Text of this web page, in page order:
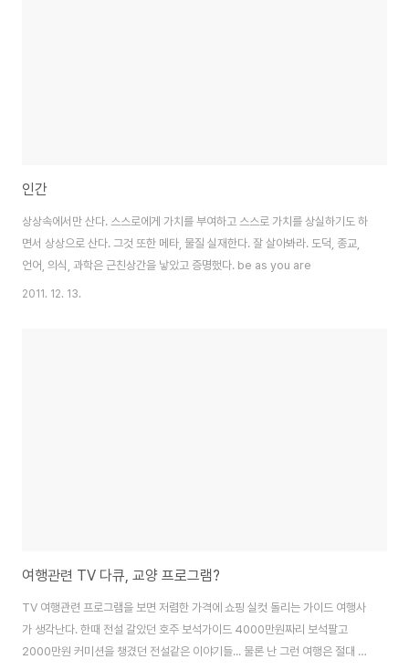
인간
상상속에서만 산다. 스스로에게 가치를 부여하고 스스로 가치를 상실하기도 하
면서 상상으로 산다. 그것 또한 메타, 물질 실재한다. 잘 살아봐라. 도덕, 종교,
언어, 의식, 과학은 근친상간을 낳았고 증명했다. be as you are
2011. 12. 13.
여행관련 TV 다큐, 교양 프로그램?
TV 여행관련 프로그램을 보면 저렴한 가격에 쇼핑 실컷 돌리는 가이드 여행사
가 생각난다. 한때 전설 갈았던 호주 보석가이드 4000만원짜리 보석팔고
2000만원 커미션을 챙겼던 전설같은 이야기들... 물론 난 그런 여행은 절대 하